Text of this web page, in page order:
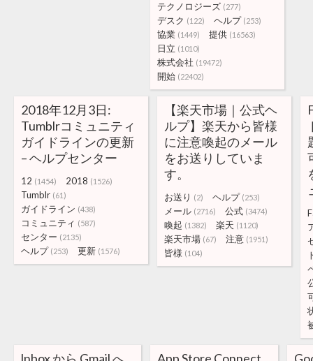
テクノロジーズ (277)
デスク (122) ヘルプ (253)
協業 (1449) 提供 (16563)
日立 (1010)
株式会社 (19472)
開始 (22402)
2018年12月3日:
Tumblrコミュニティ
ガイドラインの更新
– ヘルプセンター
12 (1454) 2018 (1526)
Tumblr (61)
ガイドライン (438)
コミュニティ (587)
センター (2135)
ヘルプ (253) 更新 (1576)
【楽天市場｜公式ヘ
ルプ】楽天から皆様
に注意喚起のメール
をお送りしていま
す。
お送り (2) ヘルプ (253)
メール (2716) 公式 (3474)
喚起 (1382) 楽天 (1120)
楽天市場 (67) 注意 (1951)
皆様 (104)